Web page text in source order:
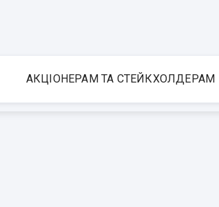
АКЦІОНЕРАМ ТА СТЕЙКХОЛДЕРАМ